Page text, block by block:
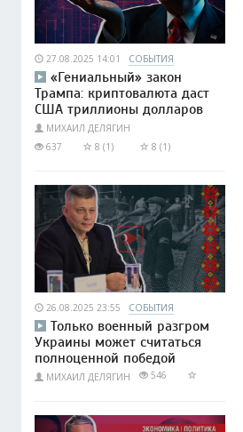
27.08.2025 14:01 СОБЫТИЯ
«Гениальный» закон
Трампа: криптовалюта даст
США триллионы долларов
МИХАИЛ ДЕЛЯГИН
637
8 (1) 8 (1)
26.08.2025 23:55 СОБЫТИЯ
Только военный разгром
Украины может считаться
полноценной победой
МИХАИЛ ДЕЛЯГИН 546